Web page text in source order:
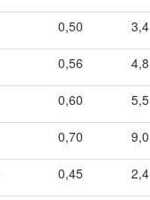
0,50 3,4
0,56 4,8
0,60 5,5
0,70 9,0
0,45 2,4